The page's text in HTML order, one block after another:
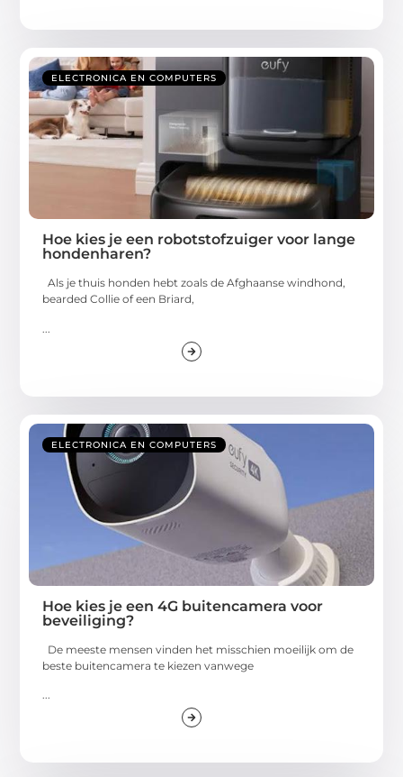
ELECTRONICA EN COMPUTERS
Hoe kies je een robotstofzuiger voor lange
hondenharen?
Als je thuis honden hebt zoals de Afghaanse windhond,
bearded Collie of een Briard,
ELECTRONICA EN COMPUTERS
Hoe kies je een 4G buitencamera voor
beveiliging?
De meeste mensen vinden het misschien moeilijk om de
beste buitencamera te kiezen vanwege
...